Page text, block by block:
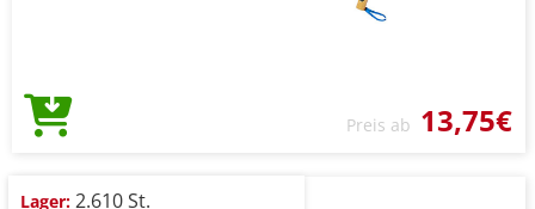
Preis ab 13,75€
Lager: 2.610 St.